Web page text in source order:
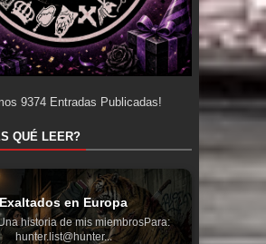
9374Entradas Publicadas!
QUÉ LEER?
Exaltados en Europa
historia de mis miembrosPara:
hunter.list@hunter...